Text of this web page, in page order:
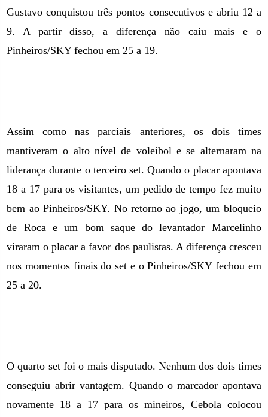
Gustavo conquistou três pontos consecutivos e abriu 12 a
9. A partir disso, a diferença não caiu mais e o
Pinheiros/SKY fechou em 25 a 19.
Assim como nas parciais anteriores, os dois times
mantiveram o alto nível de voleibol e se alternaram na
liderança durante o terceiro set. Quando o placar apontava
18 a 17 para os visitantes, um pedido de tempo fez muito
bem ao Pinheiros/SKY. No retorno ao jogo, um bloqueio
de Roca e um bom saque do levantador Marcelinho
viraram o placar a favor dos paulistas. A diferença cresceu
nos momentos finais do set e o Pinheiros/SKY fechou em
25 a 20.
O quarto set foi o mais disputado. Nenhum dos dois times
conseguiu abrir vantagem. Quando o marcador apontava
novamente 18 a 17 para os mineiros, Cebola colocou